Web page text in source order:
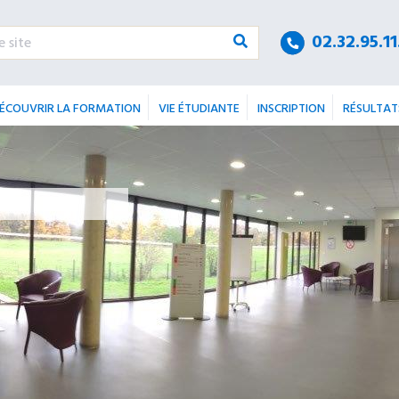
Urgence psychiatrique avec présomption
prise en charge somatique
Centre Hospitalier du Rouvray - Unité
d'accueil et d'orientation (UNACOR)
4 rue Paul Eluard
76300 Sotteville-lès-Rouen
02 32 95 18 33
Accueil 24h/24.
LA FORMATION VIE ÉTUDIANTE INSCRIPTION